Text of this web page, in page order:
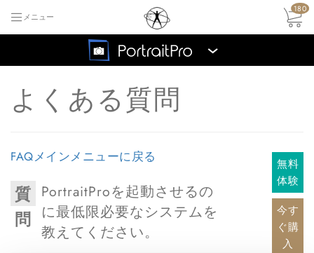
メニュー
180
›
よくある質問
FAQメインメニューに戻る
質
問
PortraitProを起動させるの
に最低限必要なシステムを
教えてください。
無料
体験
今す
ぐ購
入